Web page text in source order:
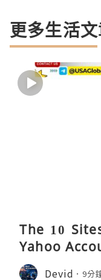
更多生活
The 10
Yahoo
Devid 9分